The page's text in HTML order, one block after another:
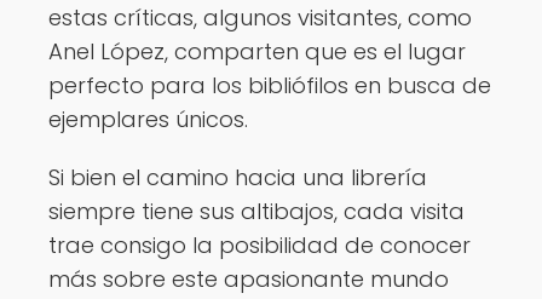
estas críticas, algunos visitantes, como
Anel López, comparten que es el lugar
perfecto para los bibliófilos en busca de
ejemplares únicos.
Si bien el camino hacia una librería
siempre tiene sus altibajos, cada visita
trae consigo la posibilidad de conocer
más sobre este apasionante mundo